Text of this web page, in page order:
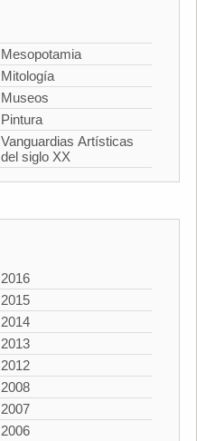
Mesopotamia
Mitología
Museos
Pintura
Vanguardias Artísticas
del siglo XX
2016
2015
2014
2013
2012
2008
2007
2006